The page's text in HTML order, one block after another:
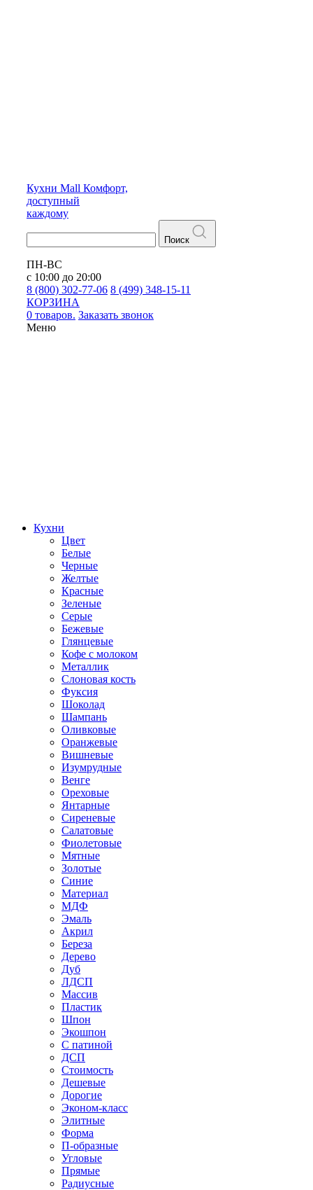
Кухни Mall Комфорт,
доступный
каждому
Поиск
ПН-ВС
с 10:00 до 20:00
8 (800) 302-77-06 8 (499) 348-15-11
КОРЗИНА
0 товаров. Заказать звонок
Меню
Кухни
Цвет
Белые
Черные
Желтые
Красные
Зеленые
Серые
Бежевые
Глянцевые
Кофе с молоком
Металлик
Слоновая кость
Фуксия
Шоколад
Шампань
Оливковые
Оранжевые
Вишневые
Изумрудные
Венге
Ореховые
Янтарные
Сиреневые
Салатовые
Фиолетовые
Мятные
Золотые
Синие
Материал
МДФ
Эмаль
Акрил
Береза
Дерево
Дуб
ЛДСП
Массив
Пластик
Шпон
Экошпон
С патиной
ДСП
Стоимость
Дешевые
Дорогие
Эконом-класс
Элитные
Форма
П-образные
Угловые
Прямые
Радиусные